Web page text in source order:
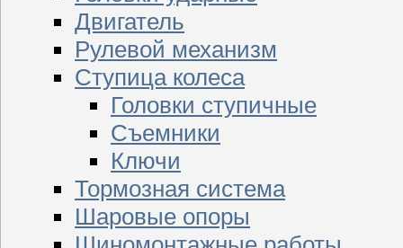
Двигатель
Рулевой механизм
Ступица колеса
Головки ступичные
Съемники
Ключи
Тормозная система
Шаровые опоры